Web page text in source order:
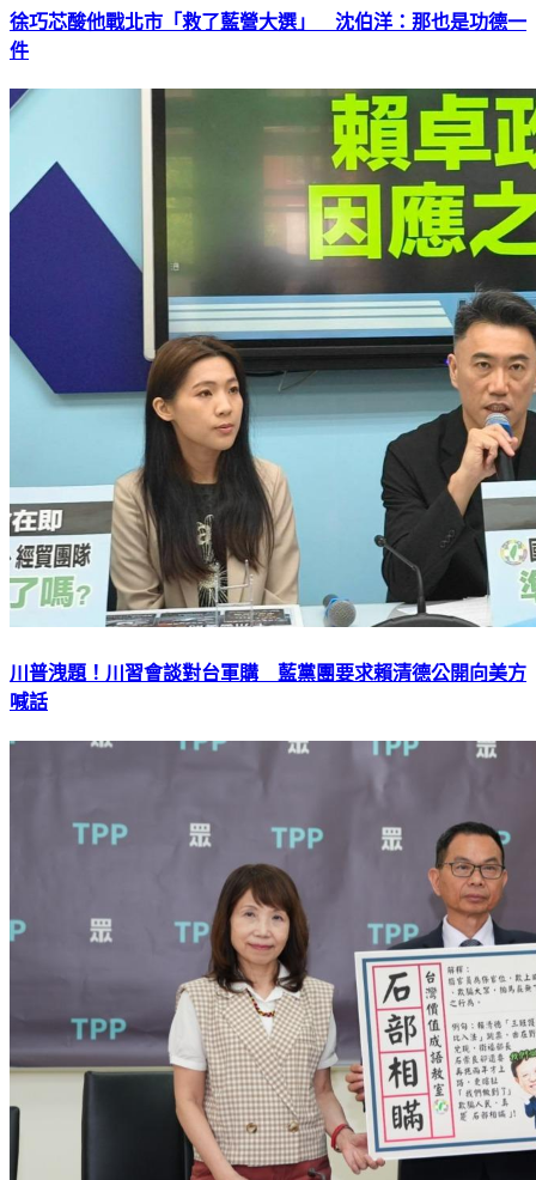
徐巧芯酸他戰北市「救了藍營大選」 沈伯洋：那也是功德一
件
川普洩題！川習會談對台軍購 藍黨團要求賴清德公開向美方
喊話